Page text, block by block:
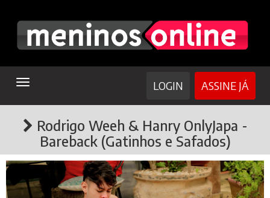
TOGGLE
ASSINE JÁ
LOGIN
Rodrigo Weeh & Hanry OnlyJapa -
Bareback (Gatinhos e Safados)